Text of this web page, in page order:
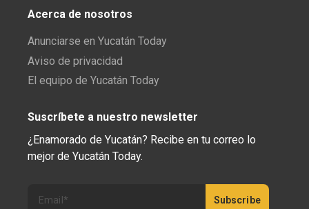
Acerca de nosotros
Anunciarse en Yucatán Today
Aviso de privacidad
El equipo de Yucatán Today
Suscríbete a nuestro newsletter
¿Enamorado de Yucatán? Recibe en tu correo lo
mejor de Yucatán Today.